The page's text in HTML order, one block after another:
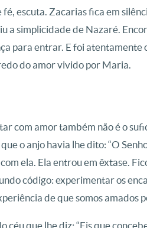
escuta. Zacarias fica em
a simplicidade de Nazaré.
para entrar. E foi atentamente
do amor vivido por Maria.
com amor também não é o
o anjo havia lhe dito: “O
ela. Ela entrou em êxtase.
código: experimentar os
de que somos amados
que lhe diz: “Eis que